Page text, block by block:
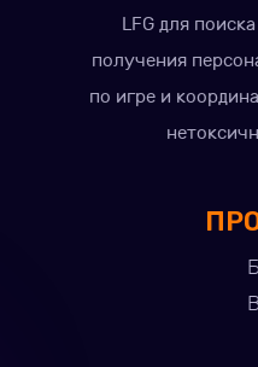
LFG для
получения
по игре и